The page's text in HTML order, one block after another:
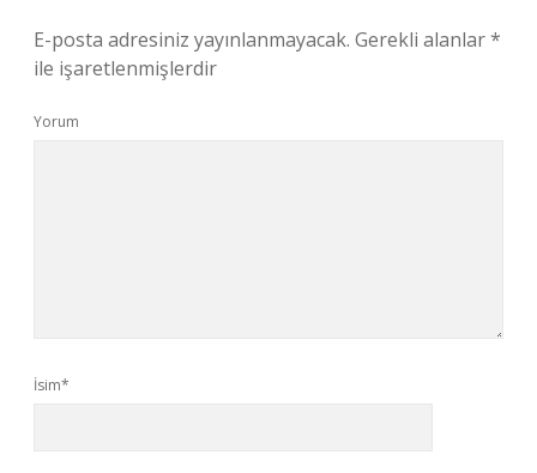
E-posta adresiniz yayınlanmayacak. Gerekli alanlar*
ile işaretlenmişlerdir
Yorum
İsim*